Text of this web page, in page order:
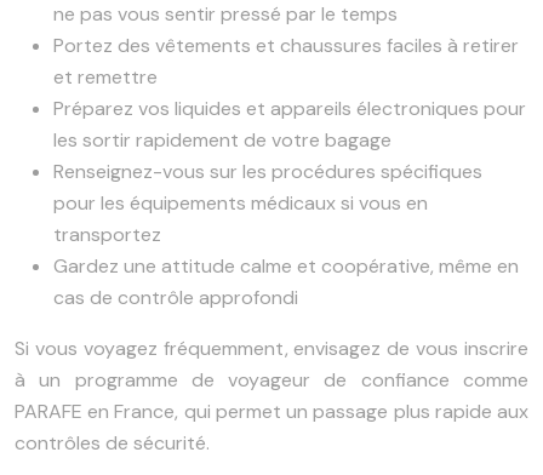
ne pas vous sentir pressé par le temps
Portez des vêtements et chaussures faciles à retirer
et remettre
Préparez vos liquides et appareils électroniques pour
les sortir rapidement de votre bagage
Renseignez-vous sur les procédures spécifiques
pour les équipements médicaux si vous en
transportez
Gardez une attitude calme et coopérative, même en
cas de contrôle approfondi
Si vous voyagez fréquemment, envisagez de vous inscrire
à un programme de voyageur de confiance comme
PARAFE en France, qui permet un passage plus rapide aux
contrôles de sécurité.